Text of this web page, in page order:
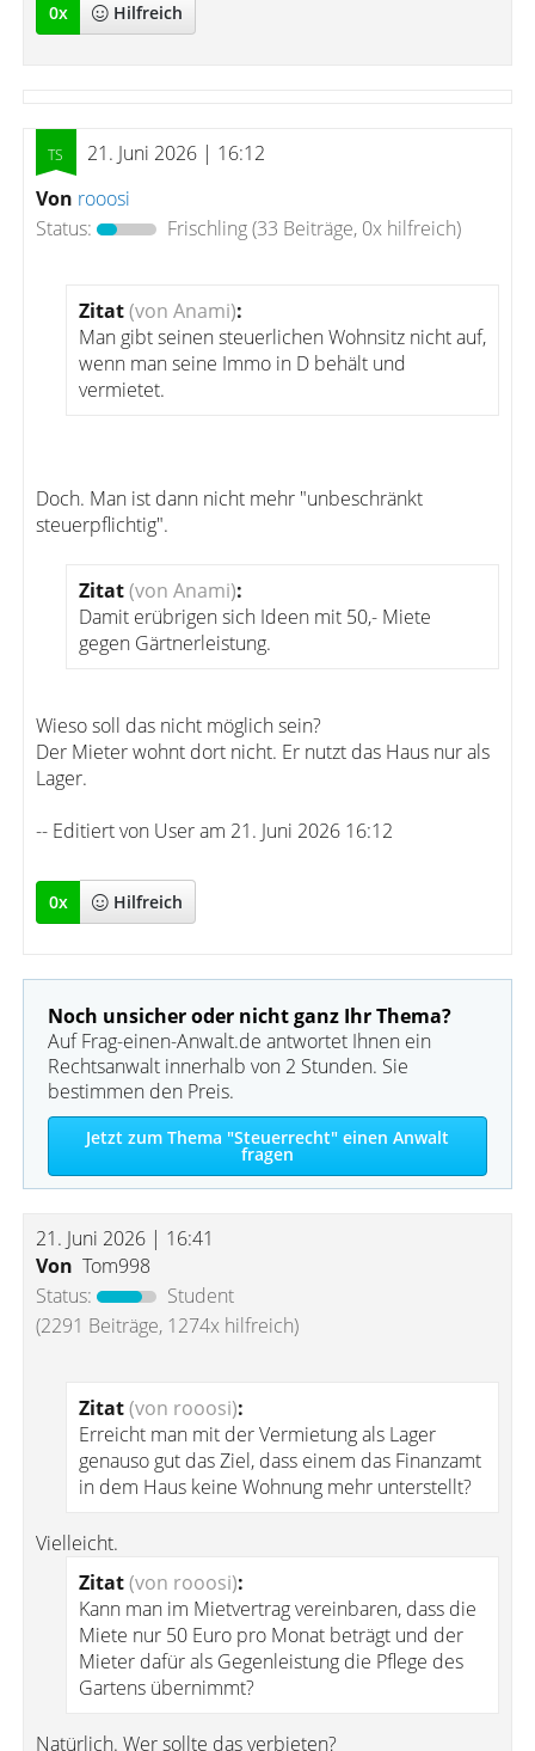
0x Hilfreich
21. Juni 2026 | 16:12
Von rooosi
Status:
Frischling(33 Beiträge, 0x hilfreich)
Zitat(von Anami):
Man gibt seinen steuerlichen Wohnsitz nicht auf,
wenn man seine Immo in D behält und
vermietet.
Doch. Man ist dann nicht mehr "unbeschränkt
steuerpflichtig".
Zitat(von Anami):
Damit erübrigen sich Ideen mit 50,- Miete
gegen Gärtnerleistung.
Wieso soll das nicht möglich sein?
Der Mieter wohnt dort nicht. Er nutzt das Haus nur als
Lager.
-- Editiert von User am 21. Juni 2026 16:12
0x Hilfreich
Noch unsicher oder nicht ganz Ihr Thema?
Auf Frag-einen-Anwalt.de antwortet Ihnen ein
Rechtsanwalt innerhalb von 2 Stunden. Sie
bestimmen den Preis.
Jetzt zum Thema "Steuerrecht" einen Anwalt
fragen
21. Juni 2026 | 16:41
Von Tom998
Status:
Student
(2291 Beiträge, 1274x hilfreich)
Zitat(von rooosi):
Erreicht man mit der Vermietung als Lager
genauso gut das Ziel, dass einem das Finanzamt
in dem Haus keine Wohnung mehr unterstellt?
Vielleicht.
Zitat(von rooosi):
Kann man im Mietvertrag vereinbaren, dass die
Miete nur 50 Euro pro Monat beträgt und der
Mieter dafür als Gegenleistung die Pflege des
Gartens übernimmt?
Natürlich. Wer sollte das verbieten?